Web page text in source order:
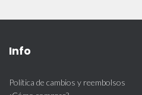
Info
Política de cambios y reembolsos